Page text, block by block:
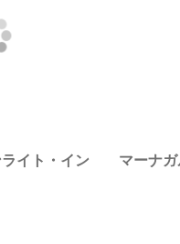
イト・イン
マーナ